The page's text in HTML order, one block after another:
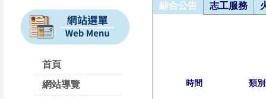
首頁
網站導覽
綜合公告 志工服務
時間 類別